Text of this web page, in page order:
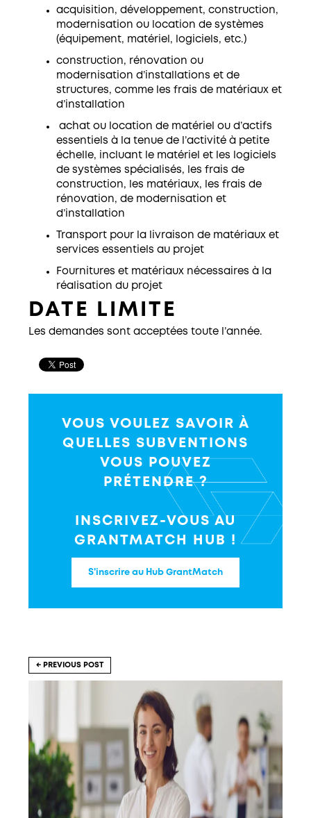
acquisition, développement, construction,
modernisation ou location de systèmes
(équipement, matériel, logiciels, etc.)
construction, rénovation ou
modernisation d’installations et de
structures, comme les frais de matériaux et
d’installation
achat ou location de matériel ou d’actifs
essentiels à la tenue de l’activité à petite
échelle, incluant le matériel et les logiciels
de systèmes spécialisés, les frais de
construction, les matériaux, les frais de
rénovation, de modernisation et
d’installation
Transport pour la livraison de matériaux et
services essentiels au projet
Fournitures et matériaux nécessaires à la
réalisation du projet
DATE LIMITE
Les demandes sont acceptées toute l’année.
VOUS VOULEZ SAVOIR À
QUELLES SUBVENTIONS
VOUS POUVEZ
PRÉTENDRE ?
INSCRIVEZ-VOUS AU
GRANTMATCH HUB !
S'inscrire au Hub GrantMatch
PREVIOUS POST